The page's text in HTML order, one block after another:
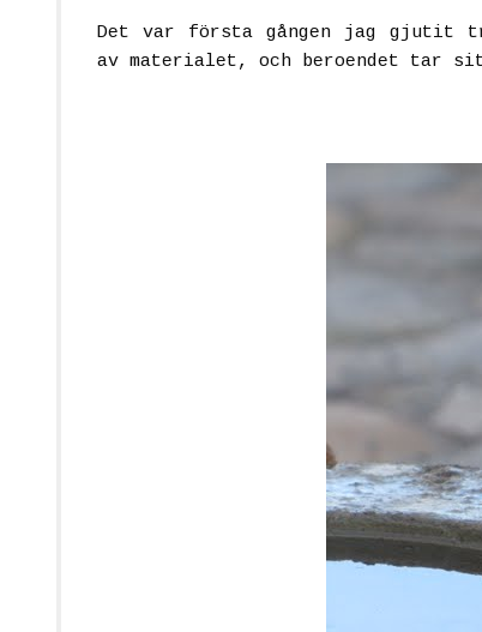
Det var första gången jag gjutit
av materialet, och beroendet tar